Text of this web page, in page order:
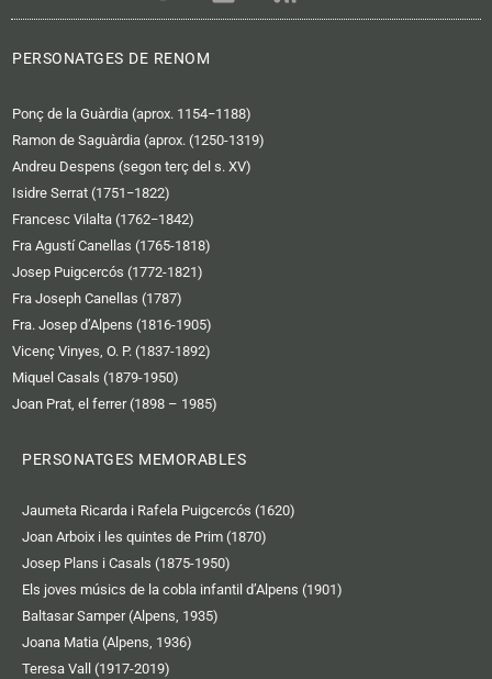
o
t
b
e
l
r
s
PERSONATGES DE RENOM
Ponç de la Guàrdia (aprox. 1154−1188)
Ramon de Saguàrdia (aprox. (1250-1319)
Andreu Despens (segon terç del s. XV)
Isidre Serrat (1751−1822)
Francesc Vilalta (1762−1842)
Fra Agustí Canellas (1765-1818)
Josep Puigcercós (1772-1821)
Fra Joseph Canellas (1787)
Fra. Josep d’Alpens (1816-1905)
Vicenç Vinyes, O. P. (1837-1892)
Miquel Casals (1879-1950)
Joan Prat, el ferrer (1898 – 1985)
PERSONATGES MEMORABLES
Jaumeta Ricarda i Rafela Puigcercós (1620)
Joan Arboix i les quintes de Prim (1870)
Josep Plans i Casals (1875-1950)
Els joves músics de la cobla infantil d’Alpens (1901)
Baltasar Samper (Alpens, 1935)
Joana Matia (Alpens, 1936)
Teresa Vall (1917-2019)